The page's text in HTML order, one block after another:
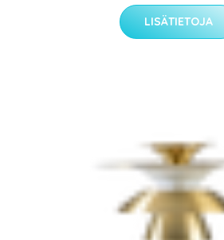
LISÄTIETOJA